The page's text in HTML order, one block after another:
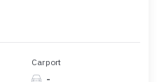
Carport
-